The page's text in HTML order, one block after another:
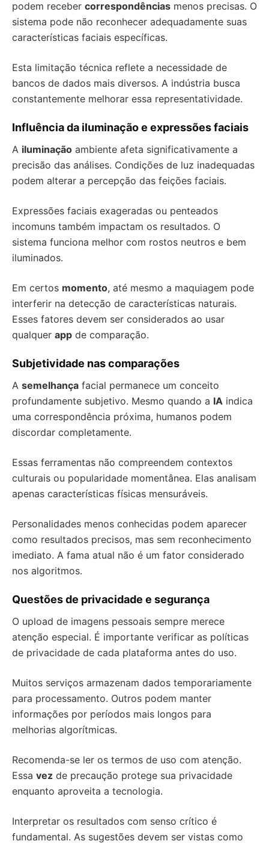
podem receber correspondências menos precisas. O
sistema pode não reconhecer adequadamente suas
características faciais específicas.
Esta limitação técnica reflete a necessidade de
bancos de dados mais diversos. A indústria busca
constantemente melhorar essa representatividade.
Influência da iluminação e expressões faciais
A iluminação ambiente afeta significativamente a
precisão das análises. Condições de luz inadequadas
podem alterar a percepção das feições faciais.
Expressões faciais exageradas ou penteados
incomuns também impactam os resultados. O
sistema funciona melhor com rostos neutros e bem
iluminados.
Em certos momento, até mesmo a maquiagem pode
interferir na detecção de características naturais.
Esses fatores devem ser considerados ao usar
qualquer app de comparação.
Subjetividade nas comparações
A semelhança facial permanece um conceito
profundamente subjetivo. Mesmo quando a IA indica
uma correspondência próxima, humanos podem
discordar completamente.
Essas ferramentas não compreendem contextos
culturais ou popularidade momentânea. Elas analisam
apenas características físicas mensuráveis.
Personalidades menos conhecidas podem aparecer
como resultados precisos, mas sem reconhecimento
imediato. A fama atual não é um fator considerado
nos algoritmos.
Questões de privacidade e segurança
O upload de imagens pessoais sempre merece
atenção especial. É importante verificar as políticas
de privacidade de cada plataforma antes do uso.
Muitos serviços armazenam dados temporariamente
para processamento. Outros podem manter
informações por períodos mais longos para
melhorias algorítmicas.
Recomenda-se ler os termos de uso com atenção.
Essa vez de precaução protege sua privacidade
enquanto aproveita a tecnologia.
Interpretar os resultados com senso crítico é
fundamental. As sugestões devem ser vistas como